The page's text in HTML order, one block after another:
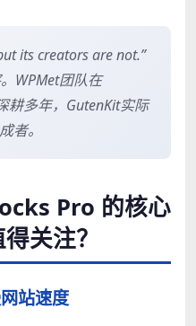
its creators are not.”
WPMet团队在
耕多年，GutenKit实际
者。
Pro 的核心
关注？
站速度